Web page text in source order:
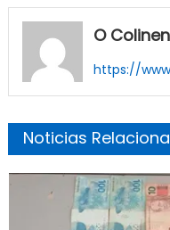
O
https://
Noticias